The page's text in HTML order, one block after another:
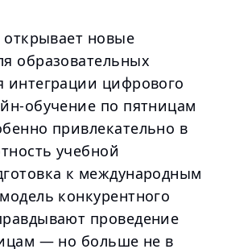
открывает новые
образовательных
интеграции цифрового
обучение по пятницам
привлекательно в
учебной
к международным
конкурентного
проведение
— но больше не в